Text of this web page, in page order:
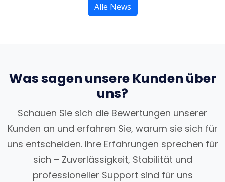
Alle News
Was sagen unsere Kunden über
uns?
Schauen Sie sich die Bewertungen unserer
Kunden an und erfahren Sie, warum sie sich für
uns entscheiden. Ihre Erfahrungen sprechen für
sich – Zuverlässigkeit, Stabilität und
professioneller Support sind für uns